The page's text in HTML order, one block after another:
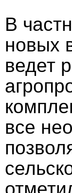
В
новых
ведет
все